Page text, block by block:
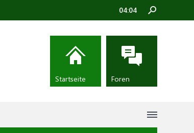
04:04
Startseite Foren